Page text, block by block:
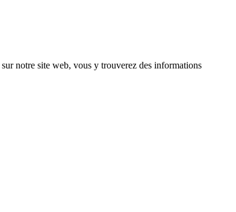
sur notre site web, vous y trouverez des informations